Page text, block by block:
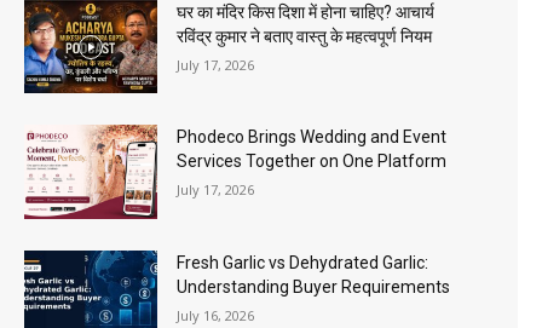
घर का मंदिर किस दिशा में होना चाहिए? आचार्य
रविंद्र कुमार ने बताए वास्तु के महत्वपूर्ण नियम
July 17, 2026
Phodeco Brings Wedding and Event
Services Together on One Platform
July 17, 2026
Fresh Garlic vs Dehydrated Garlic:
Understanding Buyer Requirements
July 16, 2026